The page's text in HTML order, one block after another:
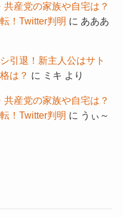
共産党の家族や自宅は？
！Twitter判明 に あああ
引退！新主人公はサト
は？ に ミキ より
共産党の家族や自宅は？
！Twitter判明 に うぃ～